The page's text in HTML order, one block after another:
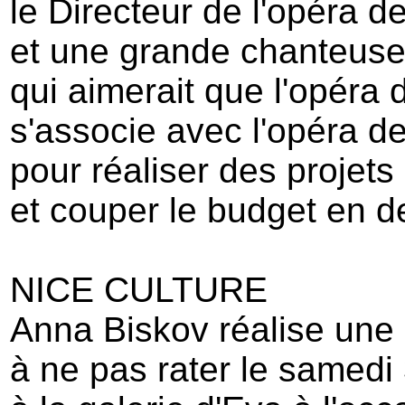
le Directeur de l'opéra
et une grande
qui aimerait que l'opéra
s'associe avec l'opéra
pour réaliser des
et couper le budget en
NICE CULTURE
Anna Biskov réalise
à ne pas rater le